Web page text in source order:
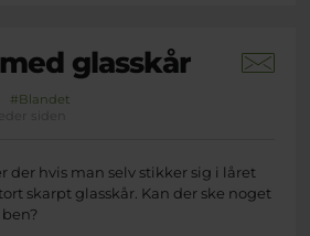
glasskår
#Blandet
siden
der hvis man selv stikker sig i låret
skarpt glasskår. Kan der ske noget